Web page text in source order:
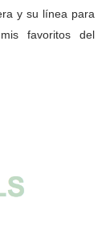
y su línea para
favoritos del